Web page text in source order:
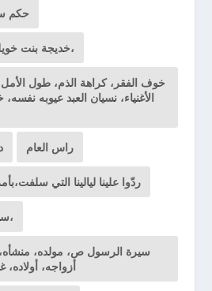
حكم
خديجة بنت خويلد، سيدة تدبير الأعمال،
خوف الفقر، كراهة الذم، طول
الأغنياء، نسيان العبد عيوبه
راس العام
ردّوا علينا ليالينا التي
سبتة،
سيرة الرسول ص، مولده، منشأه،
أزواجه،